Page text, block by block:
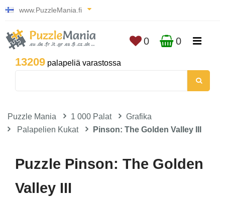
www.PuzzleMania.fi
13209 palapeliä varastossa
0 0
Puzzle Mania 1 000 Palat
Grafika
Palapelien Kukat
Pinson: The Golden Valley III
Puzzle Pinson: The Golden
Valley III